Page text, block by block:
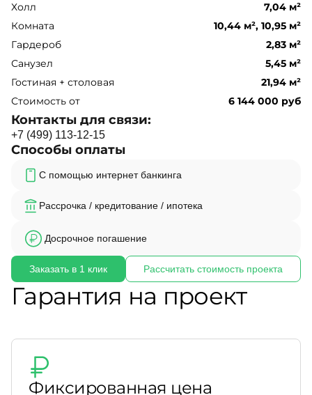
Холл
7,04 м²
Комната
10,44 м², 10,95 м²
Гардероб
2,83 м²
Санузел
5,45 м²
Гостиная + столовая
21,94 м²
Стоимость от
6 144 000 руб
Контакты для связи:
+7 (499) 113-12-15
Способы оплаты
С помощью интернет банкинга
Рассрочка / кредитование / ипотека
Досрочное погашение
Заказать в 1 клик Рассчитать стоимость проекта
Гарантия на проект
Фиксированная цена